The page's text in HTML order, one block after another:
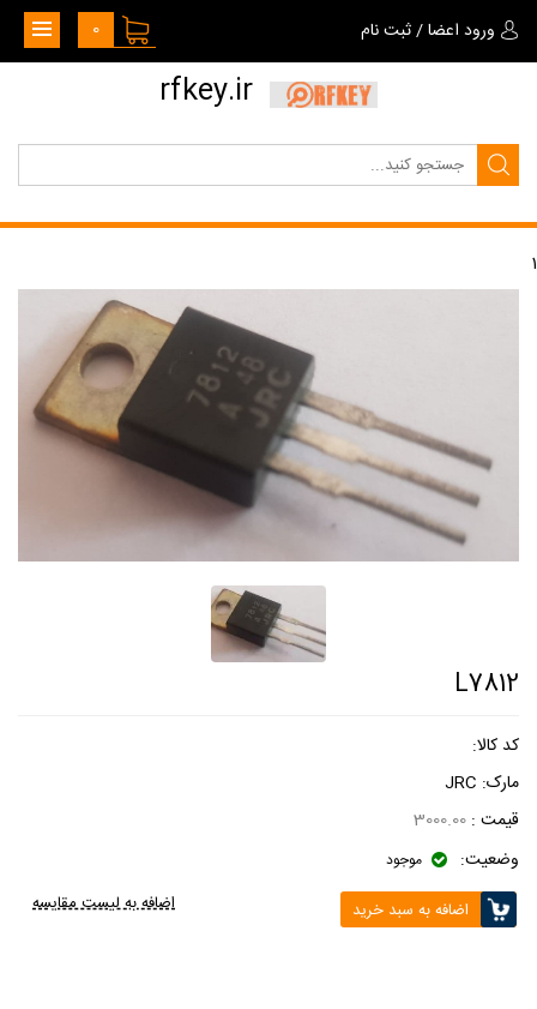
ورود اعضا/ثبت نام 0
rfkey.ir
1
L7812
کد کالا:
مارک: JRC
قیمت : 3000.00
وضعیت:
موجود
اضافه به سبد خرید اضافه به لیست مقایسه